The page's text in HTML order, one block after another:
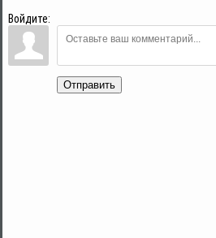
Войдите:
Отправить